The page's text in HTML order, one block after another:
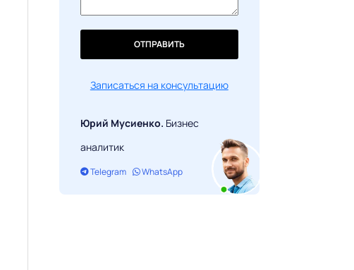
ОТПРАВИТЬ
Записаться на консультацию
Юрий Мусиенко. Бизнес
аналитик
Telegram WhatsApp